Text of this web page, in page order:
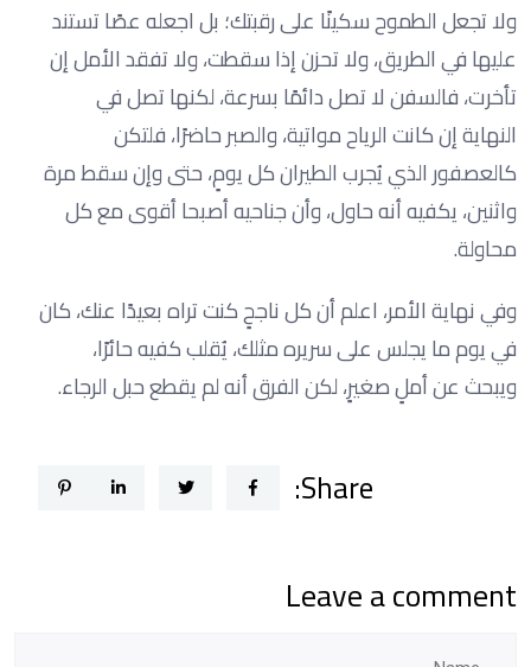
ولا تجعل الطموح سكينًا على رقبتك؛ بل اجعله عصًا تستند
عليها في الطريق، ولا تحزن إذا سقطت، ولا تفقد الأمل إن
تأخرت، فالسفن لا تصل دائمًا بسرعة، لكنها تصل في
النهاية إن كانت الرياح مواتية، والصبر حاضرًا، فلتكن
كالعصفور الذي يُجرب الطيران كل يومٍ، حتى وإن سقط مرة
واثنين، يكفيه أنه حاول، وأن جناحيه أصبحا أقوى مع كل
محاولة.
وفي نهاية الأمر، اعلم أن كل ناجحٍ كنت تراه بعيدًا عنك، كان
في يوم ما يجلس على سريره مثلك، يُقلب كفيه حائرًا،
ويبحث عن أملٍ صغيرٍ، لكن الفرق أنه لم يقطع حبل الرجاء.
Share:
Leave a comment